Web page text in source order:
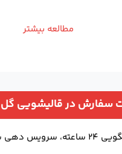
مطالعه بیشتر
سفارش در قالیشویی
دهی سراسر تهران